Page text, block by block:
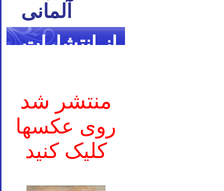
آلمانی
از انتشارات
منتشر شد
روی عکسها
کلیک کنید